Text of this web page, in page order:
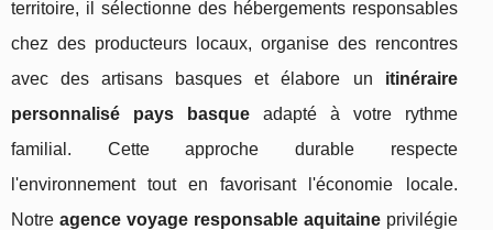
territoire, il sélectionne des hébergements responsables
chez des producteurs locaux, organise des rencontres
avec des artisans basques et élabore un itinéraire
personnalisé pays basqueadapté à votre rythme
familial. Cette approche durable respecte
l'environnement tout en favorisant l'économie locale.
Notre agence voyage responsable aquitaineprivilégie